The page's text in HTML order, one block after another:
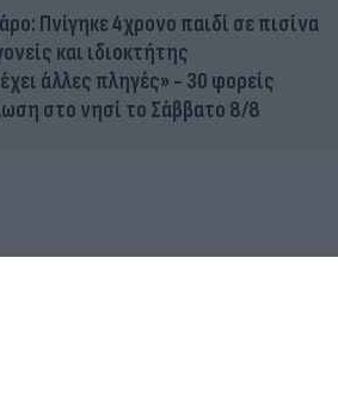
Πνίγηκε 4χρονο παιδί σε πισίνα
και ιδιοκτήτης
άλλες πληγές» - 30 φορείς
στο νησί το Σάββατο 8/8